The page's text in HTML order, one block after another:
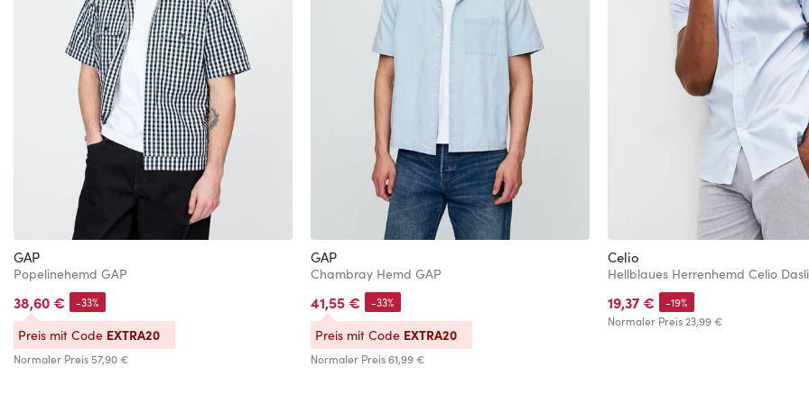
GAP
Popelinehemd GAP
38,60 €
Normaler Preis57,90 €
-33%
Preis mit Code EXTRA20
GAP
Chambray Hemd GAP
41,55 €
Normaler Preis61,99 €
-33%
Preis mit Code EXTRA20
Celio
Hellblaues Herrenhemd Celio
19,37 €
Normaler Preis23,99 €
-19%